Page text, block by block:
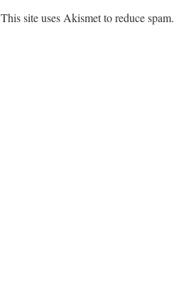
This site uses Akismet to reduce spam.